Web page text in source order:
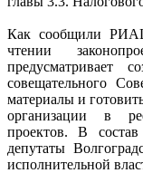
Как сообщили
чтении
предусматривает
совещательного
материалы и
организации в
проектов. В
депутаты
исполнительной